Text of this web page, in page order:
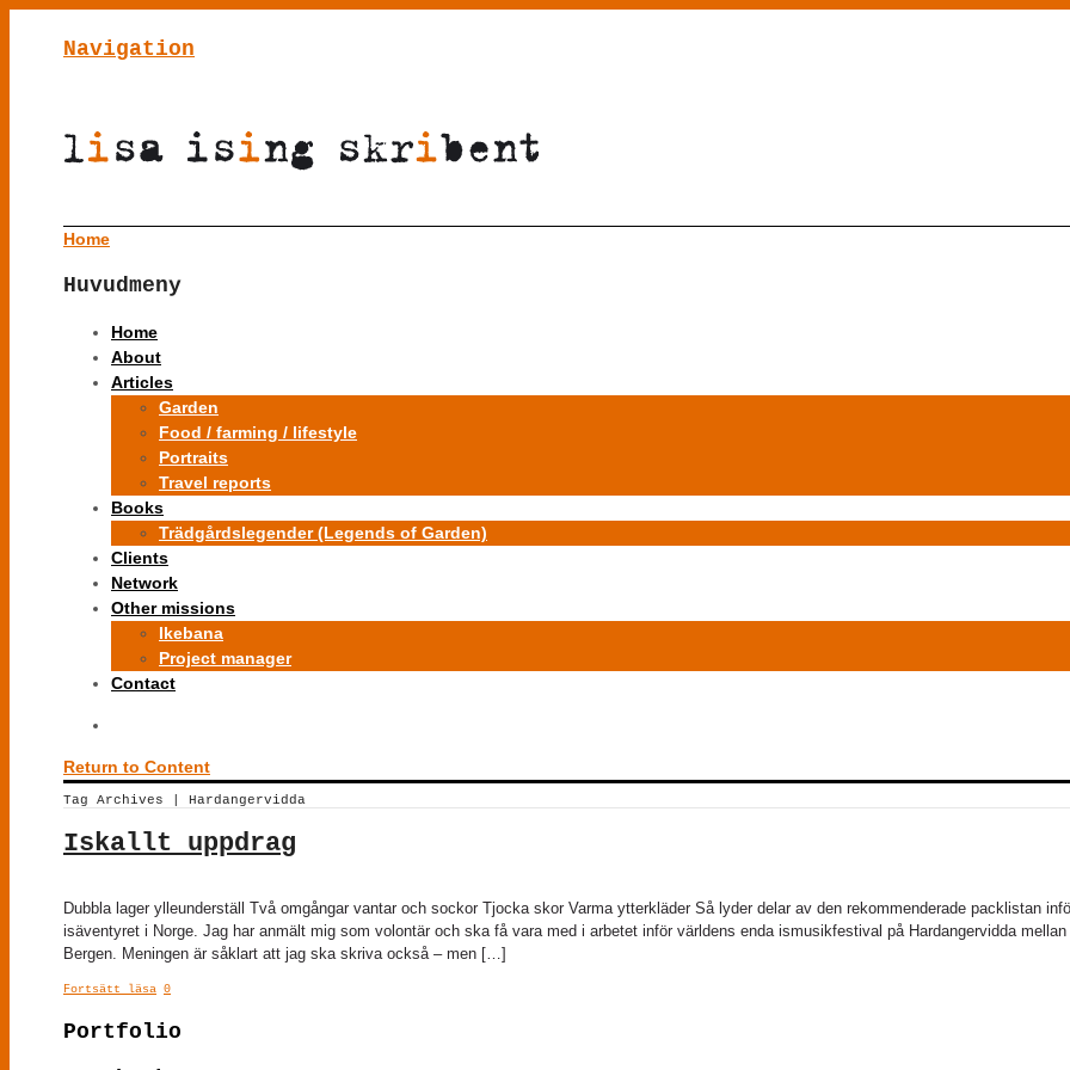
Navigation
Home
Huvudmeny
Home
About
Articles
Garden
Food / farming / lifestyle
Portraits
Travel reports
Books
Trädgårdslegender (Legends of Garden)
Clients
Network
Other missions
Ikebana
Project manager
Contact
Return to Content
Tag Archives | Hardangervidda
Iskallt uppdrag
Dubbla lager ylleunderställ Två omgångar vantar och sockor Tjocka skor Varma ytterkläder Så lyder delar av den rekommenderade packlistan
isäventyret i Norge. Jag har anmält mig som volontär och ska få vara med i arbetet inför världens enda ismusikfestival på Hardangervidda
Bergen. Meningen är såklart att jag ska skriva också – men […]
Fortsätt läsa 0
Portfolio